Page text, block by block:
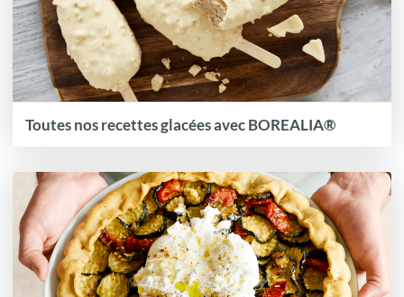
Toutes nos recettes glacées avec BOREALIA®